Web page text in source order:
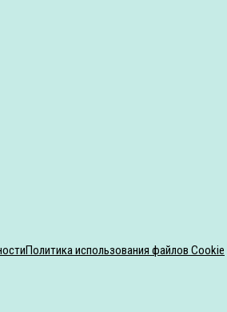
Политика использования файлов Cookie